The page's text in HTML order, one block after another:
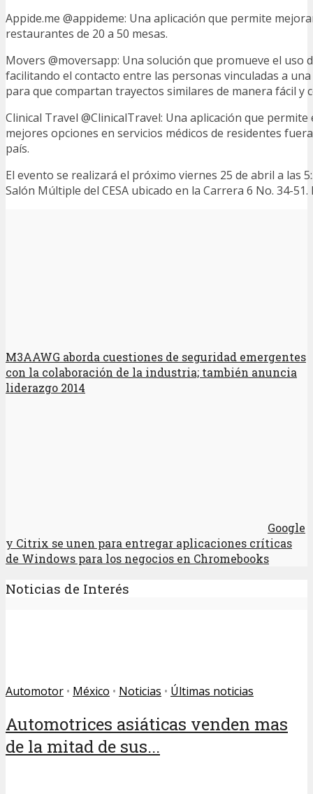
Appide.me @appideme: Una aplicación que permite
restaurantes de 20 a 50 mesas.
Movers @moversapp: Una solución que promueve el uso
facilitando el contacto entre las personas vinculadas a
para que compartan trayectos similares de manera fácil y
Clinical Travel @ClinicalTravel: Una aplicación que
mejores opciones en servicios médicos de residentes
país.
El evento se realizará el próximo viernes 25 de abril a las
Salón Múltiple del CESA ubicado en la Carrera 6 No. 34-
M3AAWG aborda cuestiones de seguridad emergentes
con la colaboración de la industria; también anuncia
liderazgo 2014
Google
y Citrix se unen para entregar aplicaciones críticas
de Windows para los negocios en Chromebooks
Noticias de Interés
Automotor • México • Noticias • Últimas noticias
Automotrices asiáticas venden mas
de la mitad de sus...